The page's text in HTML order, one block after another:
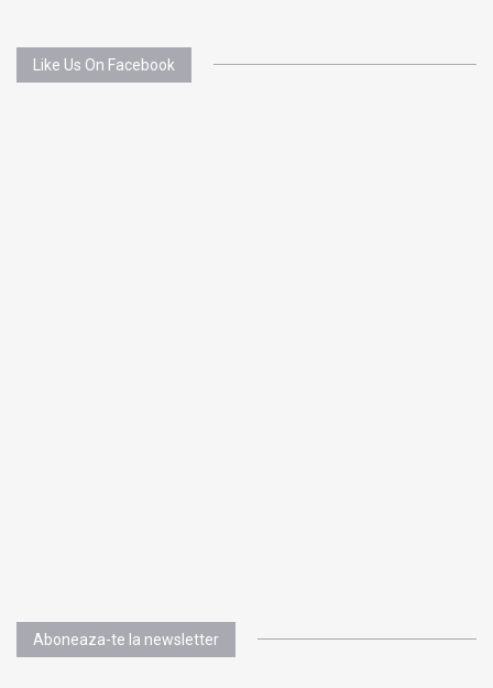
Like Us On Facebook
Aboneaza-te la newsletter